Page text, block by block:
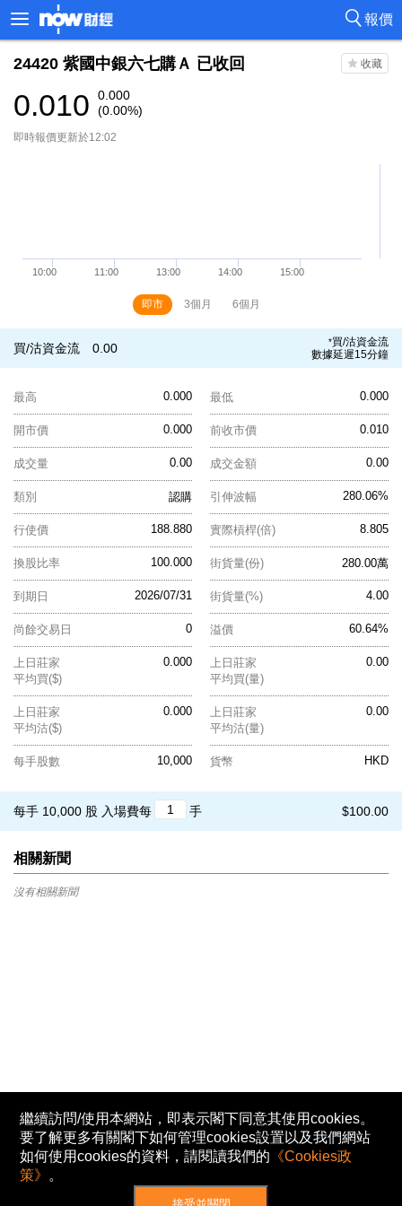
報價
24420 紫國中銀六七購Ａ 已收回
0.010
0.000
(0.00%)
即時報價更新於12:02
即市 3個月 6個月
買/沽資金流 0.00 *買/沽資金流
數據延遲15分鐘
0.000
最高 0.000
最低
0.000
開市價 0.010
前收市價
0.00
成交量 0.00
成交金額
認購
類別 280.06%
引伸波幅
188.880
行使價 8.805
實際槓桿(倍)
100.000
換股比率 280.00萬
街貨量(份)
2026/07/31
到期日 4.00
街貨量(%)
0
尚餘交易日 60.64%
溢價
0.000
上日莊家
平均買($)
0.00
上日莊家
平均買(量)
0.000
上日莊家
平均沽($)
0.00
上日莊家
平均沽(量)
10,000
每手股數 HKD
貨幣
$100.00
每手 10,000 股 入場費每 手
相關新聞
沒有相關新聞
繼續訪問/使用本網站，即表示閣下同意其使用cookies。
要了解更多有關閣下如何管理cookies設置以及我們網站
如何使用cookies的資料，請閱讀我們的 《Cookies政
策》 。